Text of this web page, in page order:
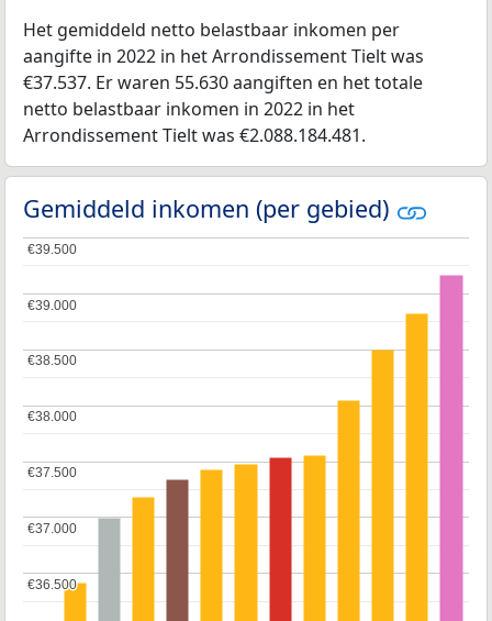
Het gemiddeld netto belastbaar inkomen per
aangifte in 2022 in het Arrondissement Tielt was
€37.537. Er waren 55.630 aangiften en het totale
netto belastbaar inkomen in 2022 in het
Arrondissement Tielt was €2.088.184.481.
Gemiddeld inkomen (per gebied)
€36.500
€36.500
€37.000
€37.000
€37.500
€37.500
€38.000
€38.000
€38.500
€38.500
€39.000
€39.000
€39.500
€39.500